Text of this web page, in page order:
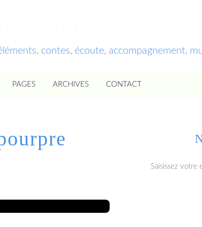
contes, écoute, accompagnement,
PAGES ARCHIVES CONTACT